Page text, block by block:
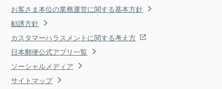
お客さま本位の業務運営に関する基本方針
勧誘方針
カスタマーハラスメントに関する考え方
日本郵便公式アプリ一覧
ソーシャルメディア
サイトマップ